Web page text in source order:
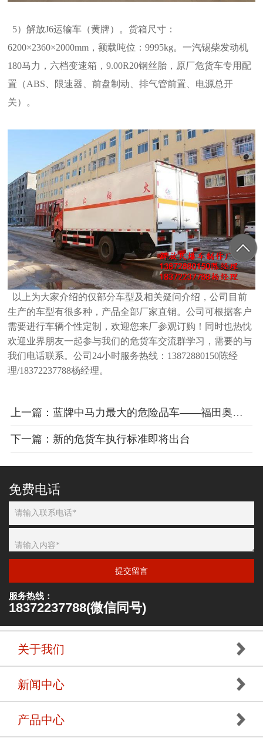
5）解放J6运输车（黄牌）。货箱尺寸：
6200×2360×2000mm，额载吨位：9995kg。一汽锡柴发动机
180马力，六档变速箱，9.00R20钢丝胎 ，原厂危货车专用配
置（ABS、限速器、前盘制动、排气管前置、电源总开
关）。
以上为大家介绍的仅部分车型及相关疑问介绍，公司目前
生产的车型有很多种，产品全部厂家直销。公司可根据客户
需要进行车辆个性定制，欢迎您来厂参观订购！同时也热忱
欢迎业界朋友一起参与我们的危货车交流群学习，需要的与
我们电话联系。公司24小时服务热线 ：13872880150陈经
理/18372237788杨经理。
上一篇：蓝牌中马力最大的危险品车——福田奥铃危险品车
下一篇：新的危货车执行标准即将出台
免费电话
提交留言
服务热线：
18372237788(微信同号)
关于我们
新闻中心
产品中心